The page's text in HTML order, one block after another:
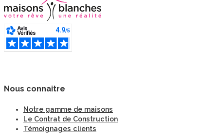
Nous connaitre
Notre gamme de maisons
Le Contrat de Construction
Témoignages clients